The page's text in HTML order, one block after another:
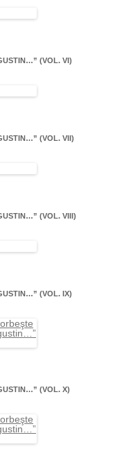
(VOL. VI)
(VOL. VII)
(VOL. VIII)
(VOL. IX)
(VOL. X)